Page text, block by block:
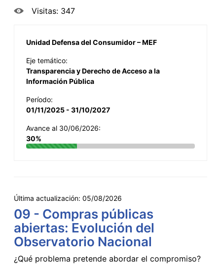
Visitas: 347
Unidad Defensa del Consumidor – MEF
Eje temático:
Transparencia y Derecho de Acceso a la
Información Pública
Período:
01/11/2025 - 31/10/2027
Avance al 30/06/2026:
30%
Última actualización: 05/08/2026
09 - Compras públicas
abiertas: Evolución del
Observatorio Nacional
¿Qué problema pretende abordar el compromiso?